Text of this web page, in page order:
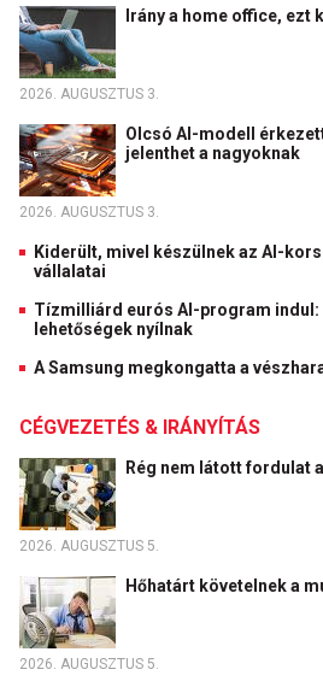
Irány a home office, ezt
2026. AUGUSZTUS 3.
Olcsó AI-modell
jelenthet a nagyoknak
2026. AUGUSZTUS 3.
Kiderült, mivel készülnek az AI-
vállalatai
Tízmilliárd eurós AI-program indul:
lehetőségek nyílnak
A Samsung megkongatta a
CÉGVEZETÉS & IRÁNYÍTÁS
Rég nem látott fordulat
2026. AUGUSZTUS 5.
Hőhatárt követelnek a
2026. AUGUSZTUS 5.